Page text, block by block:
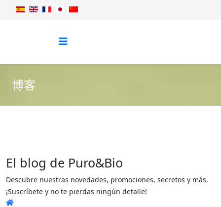
博客
El blog de Puro&Bio
Descubre nuestras novedades, promociones, secretos y más.
¡Suscríbete y no te pierdas ningún detalle!
Home